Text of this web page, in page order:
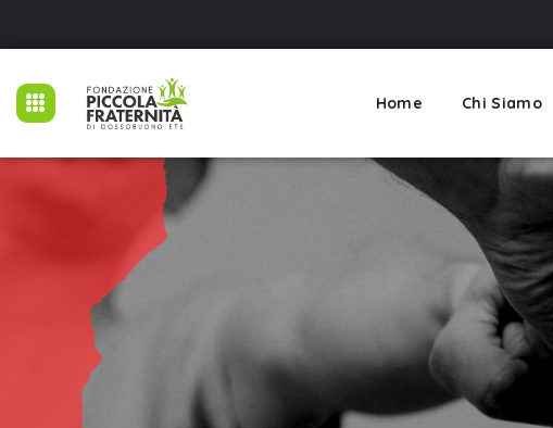
Home Chi Siamo